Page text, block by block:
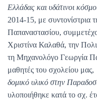
Ελλάδας και υδάτινοι
2014-15, με συντονίστρια
Παπαναστασίου,
Χριστίνα Καλαθά, την
τη Μηχανολόγο Γεωργία
μαθητές του σχολείου
δομικό υλικό στην
υλοποιήθηκε κατά το σχ.